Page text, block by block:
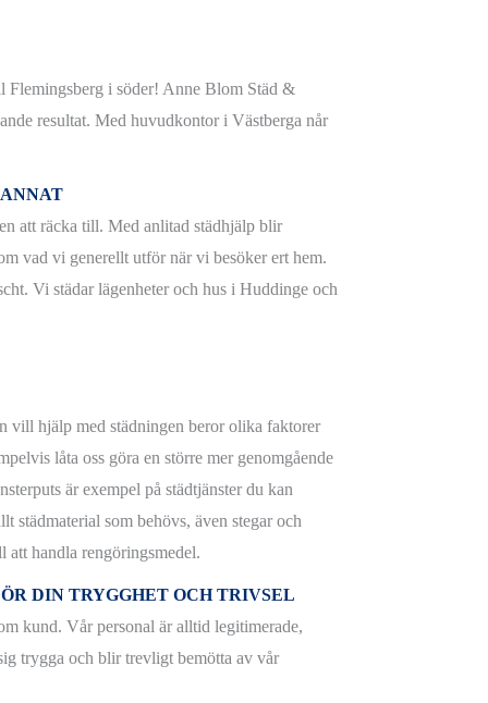
i söder! Anne Blom Städ &
resultat. Med huvudkontor i Västberga når
att räcka till. Med anlitad städhjälp blir
vad vi generellt utför när vi besöker ert hem.
Vi städar lägenheter och hus i Huddinge och
vill hjälp med städningen beror olika faktorer
låta oss göra en större mer genomgående
är exempel på städtjänster du kan
städmaterial som behövs, även stegar och
att handla rengöringsmedel.
DIN TRYGGHET OCH TRIVSEL
kund. Vår personal är alltid legitimerade,
trygga och blir trevligt bemötta av vår